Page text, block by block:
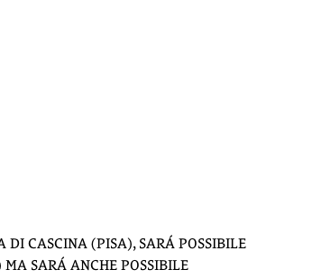
DI CASCINA (PISA), SARÁ POSSIBILE
MA SARÁ ANCHE POSSIBILE